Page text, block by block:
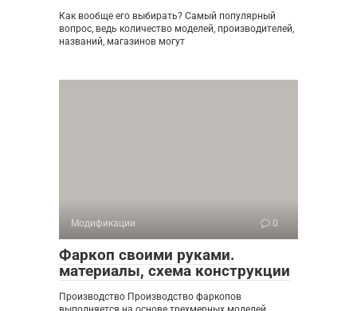
Как вообще его выбирать? Самый популярный
вопрос, ведь количество моделей, производителей,
названий, магазинов могут
Модификации 0
Фаркоп своими руками.
материалы, схема конструкции
Производство Производство фаркопов